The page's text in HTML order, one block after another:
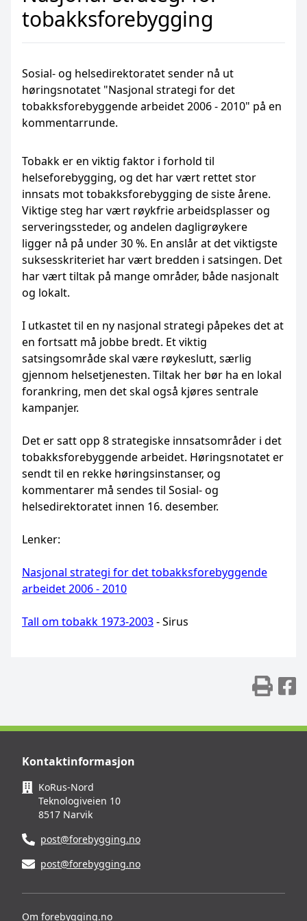
tobakksforebygging
Sosial- og helsedirektoratet sender nå ut
høringsnotatet "Nasjonal strategi for det
tobakksforebyggende arbeidet 2006 - 2010" på en
kommentarrunde.
Tobakk er en viktig faktor i forhold til
helseforebygging, og det har vært rettet stor
innsats mot tobakksforebygging de siste årene.
Viktige steg har vært røykfrie arbeidsplasser og
serveringssteder, og andelen dagligrøykere
ligger nå på under 30 %. En anslår at det viktigste
suksesskriteriet har vært bredden i satsingen. Det
har vært tiltak på mange områder, både nasjonalt
og lokalt.
I utkastet til en ny nasjonal strategi påpekes det at
en fortsatt må jobbe bredt. Et viktig
satsingsområde skal være røykeslutt, særlig
gjennom helsetjenesten. Tiltak her bør ha en lokal
forankring, men det skal også kjøres sentrale
kampanjer.
Det er satt opp 8 strategiske innsatsområder i det
tobakksforebyggende arbeidet. Høringsnotatet er
sendt til en rekke høringsinstanser, og
kommentarer må sendes til Sosial- og
helsedirektoratet innen 16. desember.
Lenker:
Nasjonal strategi for det tobakksforebyggende
arbeidet 2006 - 2010
Tall om tobakk 1973-2003- Sirus
Kontaktinformasjon
KoRus-Nord
Teknologiveien 10
8517 Narvik
post@forebygging.no
post@forebygging.no
Om forebygging.no